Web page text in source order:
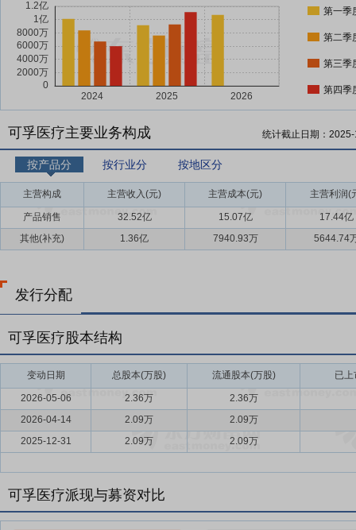
第一季
第二季
第三季
第四季
可孚医疗主要业务构成 统计截止日期：
按产品分 按行业分 按地区分
主营构成 主营收入(元) 主营成本(元) 主营利润(
产品销售 32.52亿 15.07亿
17.44亿
其他(补充)
1.36亿 7940.93万 5644.74
发行分配
可孚医疗股本结构
变动日期 总股本(万股) 流通股本(万股) 已
2026-05-06 2.36万
2.36万
2026-04-14
2.09万
2.09万
2025-12-31
2.09万 2.09万
可孚医疗派现与募资对比